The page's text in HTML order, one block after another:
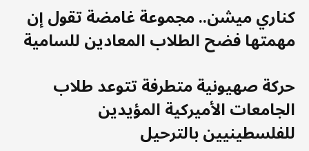
كناري ميشن.. مجموعة غامضة تقول إن
مهمتها فضح الطلاب المعادين للسامية
حركة صهيونية متطرفة تتوعد طلاب
الجامعات الأميركية المؤيدين
للفلسطينيين بالترحيل